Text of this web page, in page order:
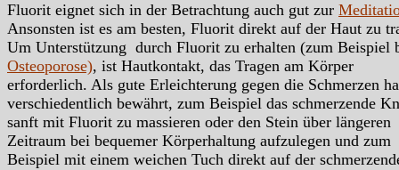
Fluorit eignet sich in der Betrachtung auch gut zur
Ansonsten ist es am besten, Fluorit direkt auf der Haut zu
Um Unterstützung durch Fluorit zu erhalten (zum Beispiel
Osteoporose), ist Hautkontakt, das Tragen am Körper
erforderlich. Als gute Erleichterung gegen die Schmerzen
verschiedentlich bewährt, zum Beispiel das schmerzende
sanft mit Fluorit zu massieren oder den Stein über längeren
Zeitraum bei bequemer Körperhaltung aufzulegen und zum
Beispiel mit einem weichen Tuch direkt auf der